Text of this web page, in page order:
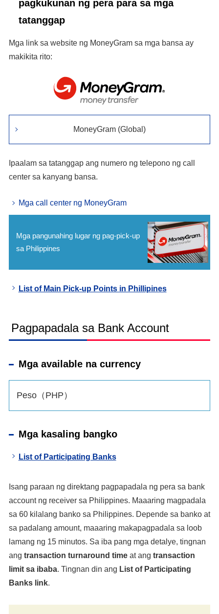
pagkukunan ng pera para sa mga
tatanggap
Mga link sa website ng MoneyGram sa mga bansa ay
makikita rito:
MoneyGram (Global)
Ipaalam sa tatanggap ang numero ng telepono ng call
center sa kanyang bansa.
Mga call center ng MoneyGram
Mga pangunahing lugar ng pag-pick-up
sa Philippines
List of Main Pick-up Points in Phillipines
Pagpapadala sa Bank Account
Mga available na currency
Peso（PHP）
Mga kasaling bangko
List of Participating Banks
Isang paraan ng direktang pagpapadala ng pera sa bank
account ng receiver sa Philippines. Maaaring magpadala
sa 60 kilalang banko sa Philippines. Depende sa banko at
sa padalang amount, maaaring makapagpadala sa loob
lamang ng 15 minutos. Sa iba pang mga detalye, tingnan
ang transaction turnaround timeat ang transaction
limit sa ibaba. Tingnan din ang List of Participating
Banks link.